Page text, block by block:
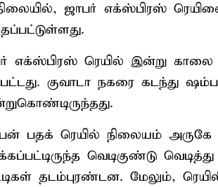
ஜாபர் எக்ஸ்பிரஸ்
எக்ஸ்பிரஸ் ரெயில் இன்று காலை
குவாடா நகரை கடந்து
பதக் ரெயில் நிலையம் அருகே
வெடிகுண்டு
தடம்புரண்டன. மேலும்,